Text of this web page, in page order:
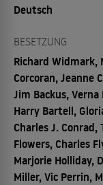
Deutsch
BESETZUNG
Richard Widmark,
Corcoran, Jeanne
Jim Backus,
Harry Bartell,
Charles J.
Flowers, Charles
Marjorie Holliday,
Miller, Vic Perrin,